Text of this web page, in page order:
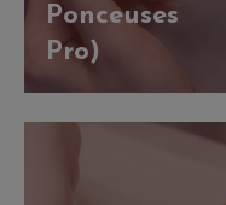
Ponceuses
Pro)